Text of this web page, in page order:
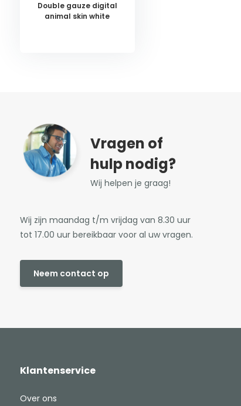
Double gauze digital
animal skin white
Vragen of
hulp nodig?
Wij helpen je graag!
Wij zijn maandag t/m vrijdag van 8.30 uur
tot 17.00 uur bereikbaar voor al uw vragen.
Neem contact op
Klantenservice
Over ons